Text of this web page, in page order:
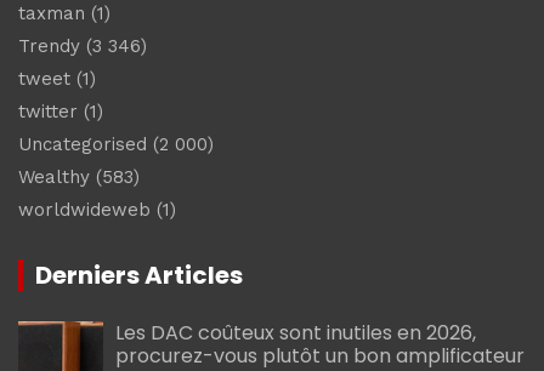
taxman (1)
Trendy (3 346)
tweet (1)
twitter (1)
Uncategorised (2 000)
Wealthy (583)
worldwideweb (1)
Derniers Articles
Les DAC coûteux sont inutiles en 2026,
procurez-vous plutôt un bon amplificateur